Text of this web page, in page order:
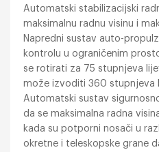
Automatski stabilizacijski
maksimalnu radnu visinu i
Napredni sustav auto-
kontrolu u ograničenim
se rotirati za 75 stupnjeva
može izvoditi 360 stupnjeva
Automatski sustav
da se maksimalna radna
kada su potporni nosači u
okretne i teleskopske grane